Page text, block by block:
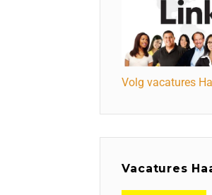
Volg vacatures
Vacatures